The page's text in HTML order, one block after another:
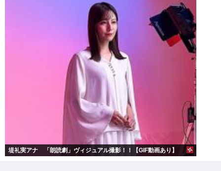
堤礼実アナ 「朗読劇」ヴィジュアル撮影！！【GIF動画あり】